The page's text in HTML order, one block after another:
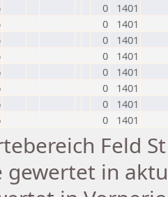
0
1401
0
1401
0
1401
0
1401
0
1401
0
1401
0
1401
0 1401
Feld
gewertet in